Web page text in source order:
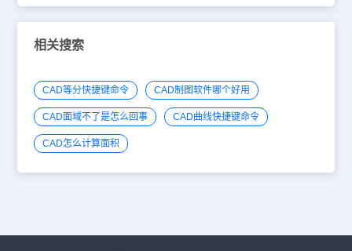
相关搜索
CAD等分快捷键命令 CAD制图软件哪个好用
CAD面域不了是怎么回事 CAD曲线快捷键命令
CAD怎么计算面积